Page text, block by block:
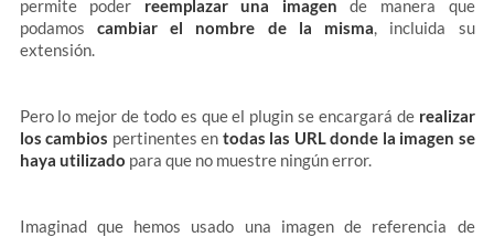
permite poder reemplazar una imagen de manera que
podamos cambiar el nombre de la misma, incluida su
extensión.
Pero lo mejor de todo es que el plugin se encargará de realizar
los cambios pertinentes en todas las URL donde la imagen se
haya utilizado para que no muestre ningún error.
Imaginad que hemos usado una imagen de referencia de